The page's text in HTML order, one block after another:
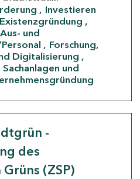
Investieren
Existenzgründung
und
Forschung,
Digitalisierung
und
-
des
(ZSP)